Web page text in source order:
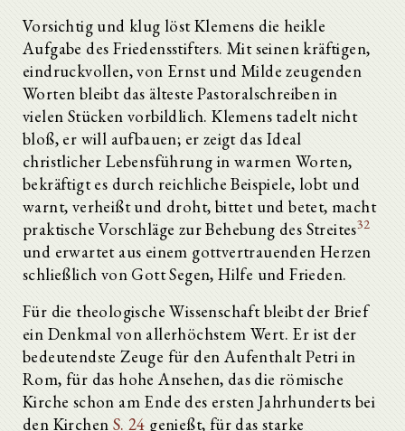
Vorsichtig und klug löst Klemens die heikle
Aufgabe des Friedensstifters. Mit seinen kräftigen,
eindruckvollen, von Ernst und Milde zeugenden
Worten bleibt das älteste Pastoralschreiben in
vielen Stücken vorbildlich. Klemens tadelt nicht
bloß, er will aufbauen; er zeigt das Ideal
christlicher Lebensführung in warmen Worten,
bekräftigt es durch reichliche Beispiele, lobt und
warnt, verheißt und droht, bittet und betet, macht
praktische Vorschläge zur Behebung des Streites32
und erwartet aus einem gottvertrauenden Herzen
schließlich von Gott Segen, Hilfe und Frieden.
Für die theologische Wissenschaft bleibt der Brief
ein Denkmal von allerhöchstem Wert. Er ist der
bedeutendste Zeuge für den Aufenthalt Petri in
Rom, für das hohe Ansehen, das die römische
Kirche schon am Ende des ersten Jahrhunderts bei
den Kirchen S. 24 genießt, für das starke